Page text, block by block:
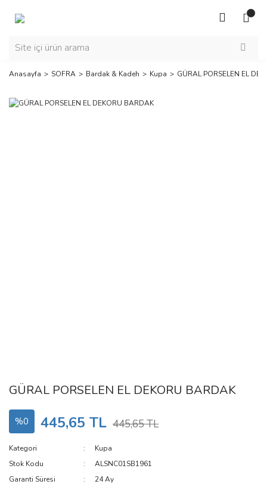
Anasayfa SOFRA Bardak & Kadeh Kupa GÜRAL PORSELEN EL
GÜRAL PORSELEN EL DEKORU BARDAK
%0 445,65 TL 445,65 TL
Kategori
Kupa
Stok Kodu
ALSNC01SB1961
Garanti Süresi
24 Ay